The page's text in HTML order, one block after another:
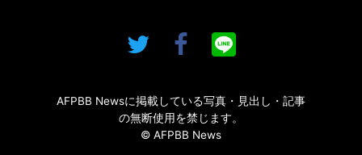
AFPBB Newsに掲載している写真・見出し・記事
の無断使用を禁じます。
© AFPBB News